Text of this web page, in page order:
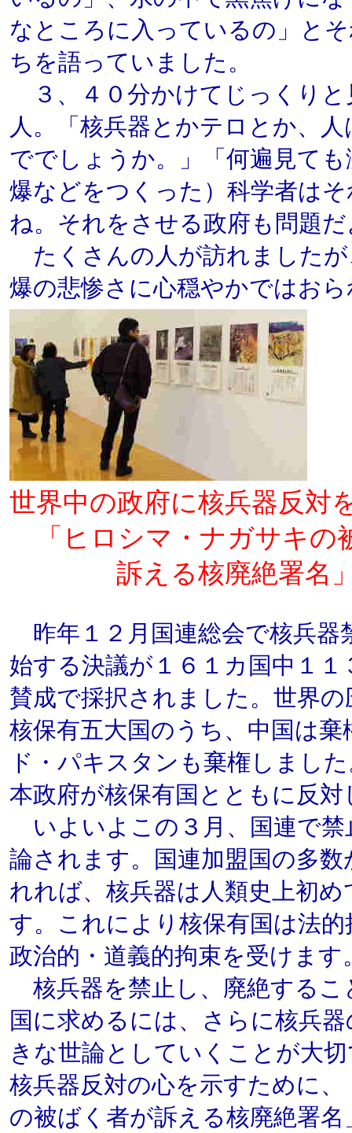
なところに入っているの」と
ちを語っていました。
３、４０分かけてじっくりと
人。「核兵器とかテロとか、
ででしょうか。」「何遍見て
爆などをつくった）科学者は
ね。それをさせる政府も問題
たくさんの人が訪れました
爆の悲惨さに心穏やかではお
世界中の政府に核兵器反対
「ヒロシマ・ナガサキの
訴える核廃絶署名
昨年１２月国連総会で核兵器
始する決議が１６１カ国中１
賛成で採択されました。世界
核保有五大国のうち、中国は
ド・パキスタンも棄権しまし
本政府が核保有国とともに反対
いよいよこの３月、国連で禁
論されます。国連加盟国の多
れれば、核兵器は人類史上初
す。これにより核保有国は法
政治的・道義的拘束を受けます
核兵器を禁止し、廃絶するこ
国に求めるには、さらに核兵
きな世論としていくことが大
核兵器反対の心を示すために
の被ばく者が訴える核廃絶署